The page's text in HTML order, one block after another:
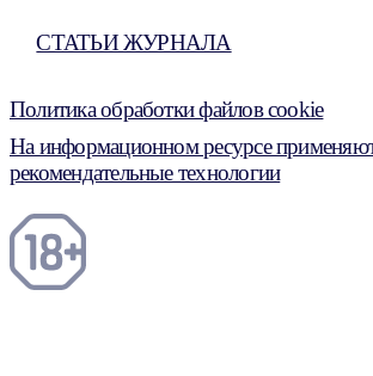
СТАТЬИ ЖУРНАЛА
Политика обработки файлов cookie
На информационном ресурсе
рекомендательные технологии